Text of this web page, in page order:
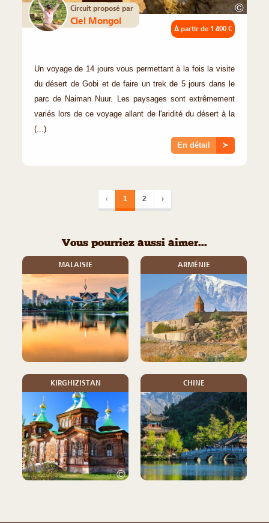
©
Circuit proposé par
Ciel Mongol
À partir de 1 400 €
Un voyage de 14 jours vous permettant à la fois la visite
du désert de Gobi et de faire un trek de 5 jours dans le
parc de Naiman Nuur. Les paysages sont extrêmement
variés lors de ce voyage allant de l'aridité du désert à la
(...)
En détail ≻
‹ 1 2 ›
Vous pourriez aussi aimer...
MALAISIE ARMÉNIE
KIRGHIZISTAN
©
CHINE